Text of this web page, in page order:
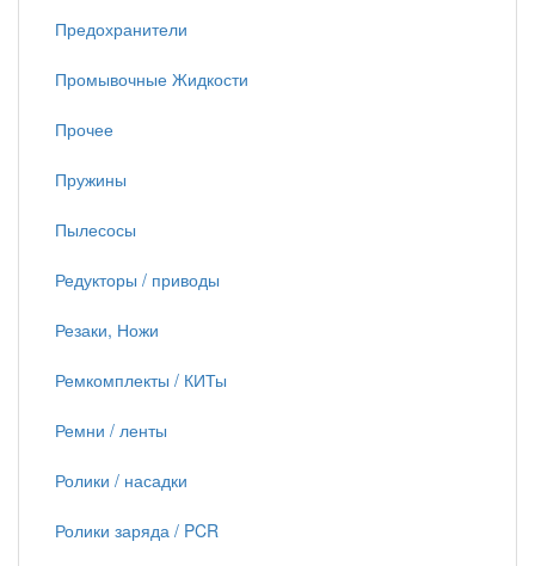
Предохранители
Промывочные Жидкости
Прочее
Пружины
Пылесосы
Редукторы / приводы
Резаки, Ножи
Ремкомплекты / КИТы
Ремни / ленты
Ролики / насадки
Ролики заряда / PCR